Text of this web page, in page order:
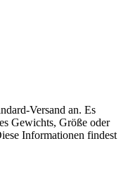
Versand an. Es
Gewichts, Größe oder
Informationen findest